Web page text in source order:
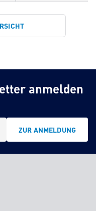
anmelden
ZUR ANMELDUNG